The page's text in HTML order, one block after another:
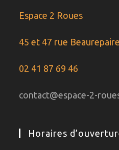
Espace 2 Roues
45 et 47 rue
02 41 87 69 46
contact@espace-2-
Horaires